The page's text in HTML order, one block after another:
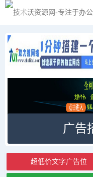
广告
超低价文字广告位